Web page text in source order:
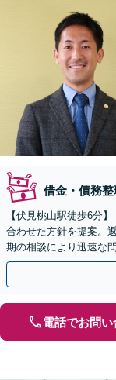
借金・債務整
【伏見桃山駅徒歩6分
合わせた方針を提案。
期の相談により迅速な
や、自宅や愛車を残し
電話でお問い